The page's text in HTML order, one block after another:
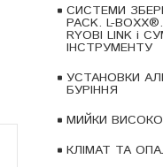
СИСТЕМИ
PACK. L-
RYOBI LINK і
ІНСТРУМЕНТУ
УСТАНОВКИ
БУРІННЯ
МИЙКИ
КЛІМАТ ТА